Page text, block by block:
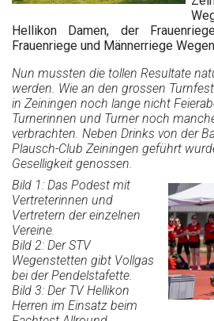
Hellikon Damen, der
Frauenriege und Männerriege
Nun mussten die tollen Resultate
werden. Wie an den grossen
in Zeiningen noch lange nicht
Turnerinnen und Turner noch
verbrachten. Neben Drinks von der
Plausch-Club Zeiningen geführt
Geselligkeit genossen.
Bild 1: Das Podest mit
Vertreterinnen und
Vertretern der einzelnen
Vereine.
Bild 2: Der STV
Wegenstetten gibt Vollgas
bei der Pendelstafette.
Bild 3: Der TV Hellikon
Herren im Einsatz beim